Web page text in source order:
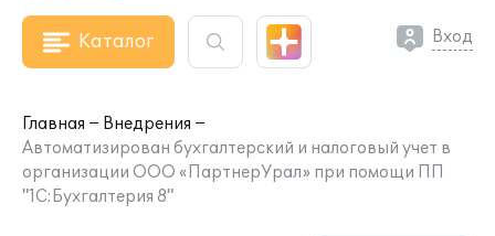
Каталог Вход
Главная
Внедрения
Автоматизирован бухгалтерский и налоговый учет в
организации ООО «ПартнерУрал» при помощи ПП
"1С:Бухгалтерия 8"